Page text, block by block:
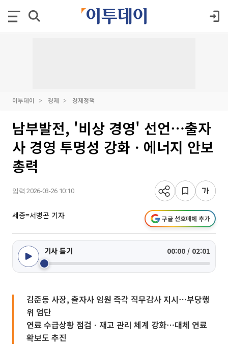
이투데이 경제 경제정책
남부발전, '비상 경영' 선언⋯출자
사 경영 투명성 강화ㆍ에너지 안보
총력
입력 2026-03-26 10:10
세종=서병곤 기자 구글 선호매체 추가
기사 듣기 00:00 / 02:01
김준동 사장, 출자사 임원 즉각 직무감사 지시⋯부당행
위 엄단
연료 수급상황 점검ㆍ재고 관리 체계 강화⋯대체 연료
확보도 추진